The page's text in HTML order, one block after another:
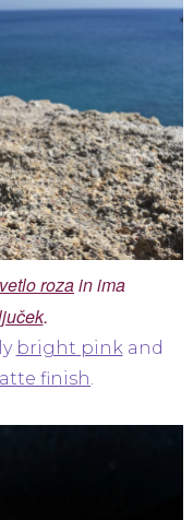
rozain ima
.
bright pink and
finish